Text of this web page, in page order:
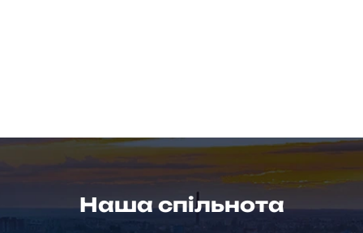
Наша спільнота